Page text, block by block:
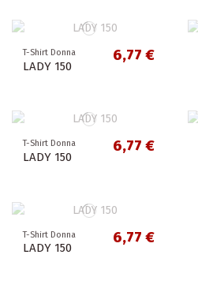
T-Shirt Donna
LADY 150
6,77 €
T-Shirt Donna
LADY 150
6,77 €
T-Shirt Donna
LADY 150
6,77 €